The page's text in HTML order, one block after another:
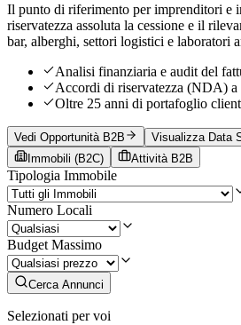
Il punto di riferimento per imprenditori e
riservatezza assoluta la cessione e il
bar, alberghi, settori logistici e laboratori
Analisi finanziaria e audit del
Accordi di riservatezza (NDA) a
Oltre 25 anni di portafoglio
Vedi Opportunità B2B
Visualizza Data
Immobili (B2C)
Attività B2B
Tipologia Immobile
Numero Locali
Budget Massimo
Cerca Annunci
Selezionati per voi